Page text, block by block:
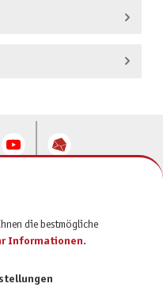
die bestmögliche
Informationen.